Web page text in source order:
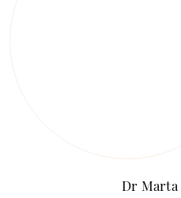
Dr